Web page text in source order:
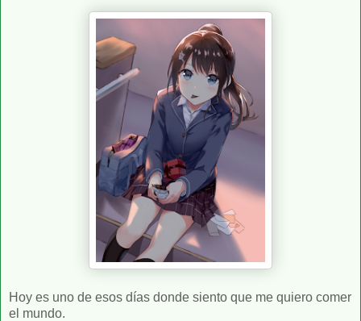
Hoy es uno de esos días donde siento que me quiero comer
el mundo.